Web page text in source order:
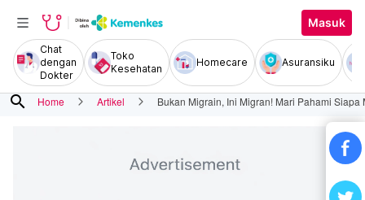
Masuk
Chat
dengan
Dokter
Toko
Kesehatan
Homecare Asuransiku
search Home Artikel Bukan Migrain, Ini Migran! Mari Pahami Siapa